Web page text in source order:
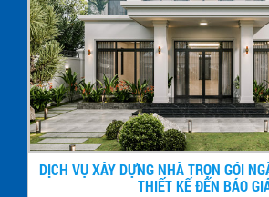
DỊCH VỤ XÂY DỰNG NHÀ TRỌN GÓI
THIẾT KẾ ĐẾN BÁO